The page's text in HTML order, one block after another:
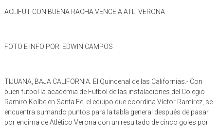
ACLIFUT CON BUENA RACHA VENCE A ATL. VERONA
FOTO E INFO POR: EDWIN CAMPOS
TIJUANA, BAJA CALIFORNIA. El Quincenal de las Californias.- Con
buen futbol la academia de Futbol de las instalaciones del Colegio
Ramiro Kolbe en Santa Fe, el equipo que coordina Víctor Ramírez, se
encuentra sumando puntos para la tabla general después de pasar
por encima de Atlético Verona con un resultado de cinco goles por